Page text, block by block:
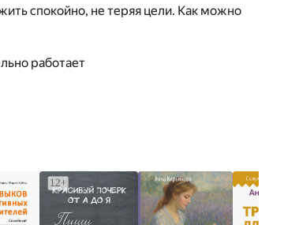
спокойно, не теряя цели. Как можно
работает